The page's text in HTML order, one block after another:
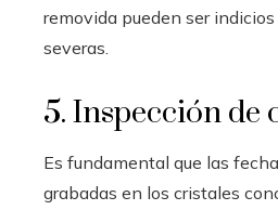
removida pueden ser
severas.
5. Inspección de
Es fundamental que las
grabadas en los cristales